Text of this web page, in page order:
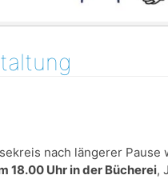
nach längerer
18.00 Uhr in der Bücherei,